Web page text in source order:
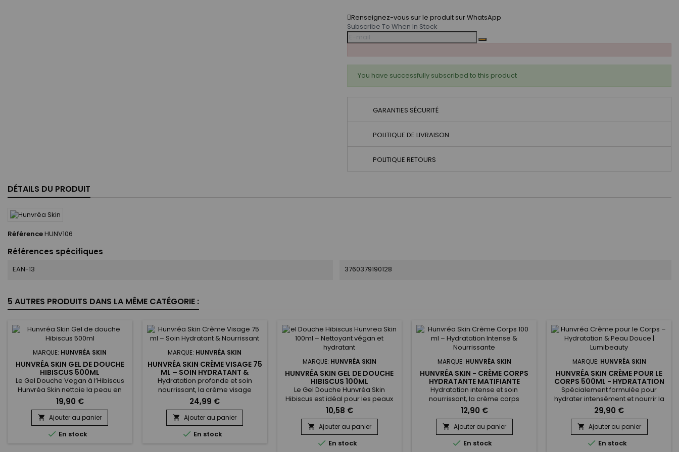
Renseignez-vous sur le produit sur WhatsApp
Subscribe To When In Stock
You have successfully subscribed to this product
GARANTIES SÉCURITÉ
POLITIQUE DE LIVRAISON
POLITIQUE RETOURS
DÉTAILS DU PRODUIT
RéférenceHUNV106
Références spécifiques
EAN-13 3760379190128
5 AUTRES PRODUITS DANS LA MÊME CATÉGORIE :
MARQUE: HUNVRÉA SKIN
HUNVRÉA SKIN GEL DE DOUCHE
HIBISCUS 500ML
Le Gel Douche Vegan à l’Hibiscus
Hunvréa Skin nettoie la peau en
douceur tout en préservant son
hydratation naturelle.&nbsp;
Formulé avec de l’hydrolyzed
algae extract, du jus d’Aloe Vera et
du beurre de Karité, il apaise,
19,90 €
 Ajouter au panier
 En stock
MARQUE: HUNVRÉA SKIN
HUNVRÉA SKIN CRÈME VISAGE 75
ML – SOIN HYDRATANT &
NOURRISSANT
Hydratation profonde et soin
nourrissant, la crème visage
Hunvréa Skin convient
parfaitement aux peaux sèches,
sensibles ou mixtes. Sa texture
légère pénètre rapidement pour
protéger la peau des agressions
24,99 €
 Ajouter au panier
 En stock
MARQUE: HUNVRÉA SKIN
HUNVRÉA SKIN GEL DE DOUCHE
HIBISCUS 100ML
Le Gel Douche Hunvréa Skin
Hibiscus est idéal pour les peaux
en quête de douceur et
d’hydratation, même en format
voyage. Enrichi en extrait d’algue
hydrolysé, en poudre de jus d’Aloe
Vera et en beurre de Karité, il
10,58 €
 Ajouter au panier
 En stock
MARQUE: HUNVRÉA SKIN
HUNVRÉA SKIN - CRÈME CORPS
HYDRATANTE MATIFIANTE
AMANDE BIO 100ML
Hydratation intense et soin
nourrissant, la crème corps
Hunvréa Skin est spécialement
formulée pour les peaux sèches et
sensibles. Sa texture légère
pénètre rapidement sans laisser
de film gras, apportant douceur et
12,90 €
 Ajouter au panier
 En stock
MARQUE: HUNVRÉA SKIN
HUNVRÉA SKIN CRÈME POUR LE
CORPS 500ML - HYDRATATION
INTENSE
Spécialement formulée pour
hydrater intensément et nourrir la
peau, Hunvréa Skin Crème Corps
Hydratante Matifiante est idéale
pour retrouver une peau douce,
souple et éclatante.&nbsp; Sa
texture onctueuse pénètre
29,90 €
 Ajouter au panier
 En stock